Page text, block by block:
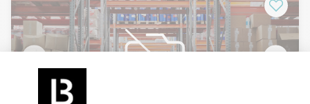
Zone commerciale leader du département
Accessibilité directe via RN7 et transports en commun Aléo
Flux constant de visiteurs et clients professionnels
Écosystème propice à l'implantation de professions libérales,
Caractéristiques techniques